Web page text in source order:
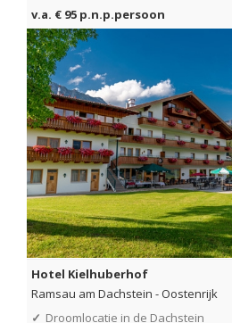
v.a. € 95 p.n.p.persoon
Hotel Kielhuberhof
Ramsau am Dachstein -Oostenrijk
✓ Droomlocatie in de Dachstein